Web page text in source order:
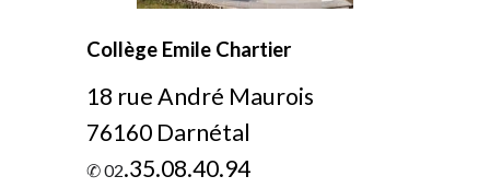
Collège Emile Chartier
18 rue André Maurois
76160 Darnétal
✆ 02.35.08.40.94